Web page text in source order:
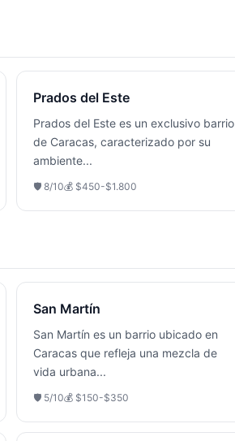
Prados del Este
Prados del Este es un exclusivo barrio
de Caracas, caracterizado por su
ambiente...
🛡️ 8/10💰 $450-$1.800
San Martín
San Martín es un barrio ubicado en
Caracas que refleja una mezcla de
vida urbana...
🛡️ 5/10💰 $150-$350